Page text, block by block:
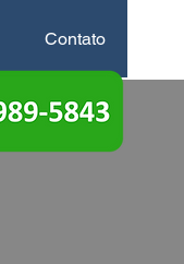
Contato